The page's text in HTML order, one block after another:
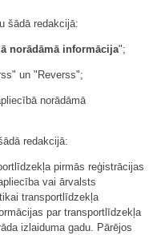
šādā redakcijā:
norādāmā informācija";
un "Reverss";
norādāmā
redakcijā:
pirmās reģistrācijas
vai ārvalsts
transportlīdzekļa
par transportlīdzekļa
izlaiduma gadu. Pārējos